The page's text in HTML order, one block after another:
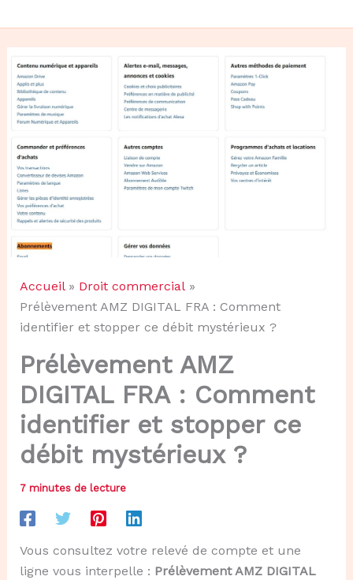
Accueil
Droit commercial
Prélèvement AMZ DIGITAL FRA : Comment
identifier et stopper ce débit mystérieux ?
Prélèvement AMZ
DIGITAL FRA : Comment
identifier et stopper ce
débit mystérieux ?
7 minutes de lecture
Vous consultez votre relevé de compte et une
ligne vous interpelle : Prélèvement AMZ DIGITAL